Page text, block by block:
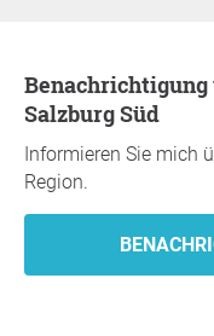
Benachrichtigung über neue Petitionen in
Salzburg Süd
Informieren Sie mich
Region.